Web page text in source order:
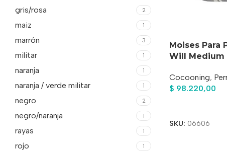
gris/rosa 2
maiz 1
marrón 3
militar 1
naranja 1
naranja / verde militar 1
negro 2
negro/naranja 1
rayas 1
rojo 1
Moises Para
Will Medium
Cocooning,
$ 98.220,00
SKU: 06606